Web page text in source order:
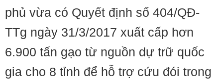
phủ vừa có Quyết định số 404/QĐ-
TTg ngày 31/3/2017 xuất cấp hơn
6.900 tấn gạo từ nguồn dự trữ quốc
gia cho 8 tỉnh để hỗ trợ cứu đói trong